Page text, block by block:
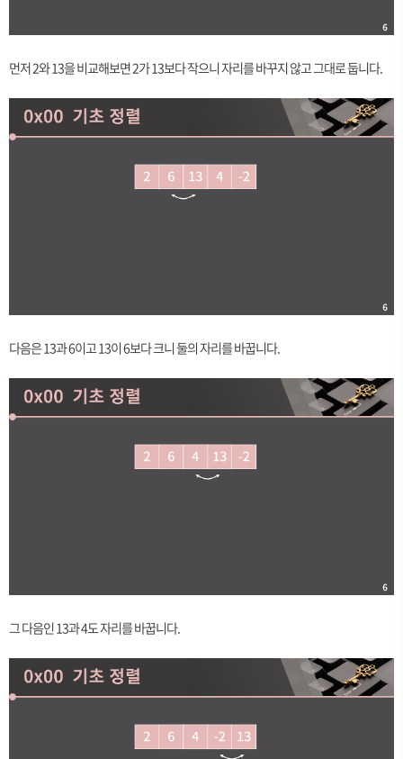
먼저 2와 13을 비교해보면 2가 13보다 작으니 자리를 바꾸지 않고 그대로 둡니다.
다음은 13과 6이고 13이 6보다 크니 둘의 자리를 바꿉니다.
그 다음인 13과 4도 자리를 바꿉니다.